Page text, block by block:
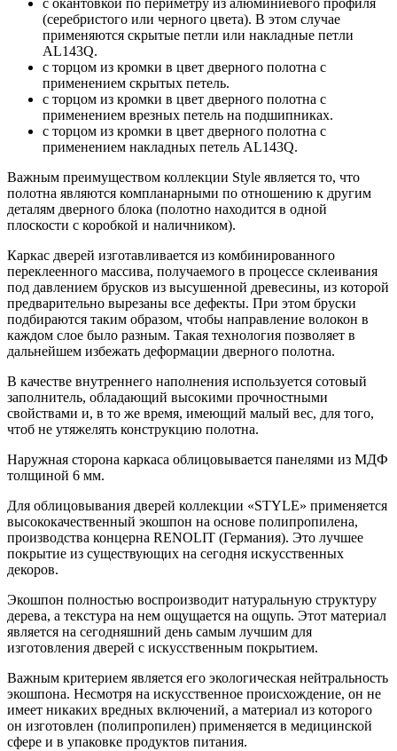
с окантовкой по периметру из алюминиевого профиля
(серебристого или черного цвета). В этом случае
применяются скрытые петли или накладные петли
AL143Q.
с торцом из кромки в цвет дверного полотна с
применением скрытых петель.
с торцом из кромки в цвет дверного полотна с
применением врезных петель на подшипниках.
с торцом из кромки в цвет дверного полотна с
применением накладных петель AL143Q.
Важным преимуществом коллекции Style является то, что
полотна являются компланарными по отношению к другим
деталям дверного блока (полотно находится в одной
плоскости с коробкой и наличником).
Каркас дверей изготавливается из комбинированного
переклеенного массива, получаемого в процессе склеивания
под давлением брусков из высушенной древесины, из которой
предварительно вырезаны все дефекты. При этом бруски
подбираются таким образом, чтобы направление волокон в
каждом слое было разным. Такая технология позволяет в
дальнейшем избежать деформации дверного полотна.
В качестве внутреннего наполнения используется сотовый
заполнитель, обладающий высокими прочностными
свойствами и, в то же время, имеющий малый вес, для того,
чтоб не утяжелять конструкцию полотна.
Наружная сторона каркаса облицовывается панелями из МДФ
толщиной 6 мм.
Для облицовывания дверей коллекции «STYLE» применяется
высококачественный экошпон на основе полипропилена,
производства концерна RENOLIT (Германия). Это лучшее
покрытие из существующих на сегодня искусственных
декоров.
Экошпон полностью воспроизводит натуральную структуру
дерева, а текстура на нем ощущается на ощупь. Этот материал
является на сегодняшний день самым лучшим для
изготовления дверей с искусственным покрытием.
Важным критерием является его экологическая нейтральность
экошпона. Несмотря на искусственное происхождение, он не
имеет никаких вредных включений, а материал из которого
он изготовлен (полипропилен) применяется в медицинской
сфере и в упаковке продуктов питания.